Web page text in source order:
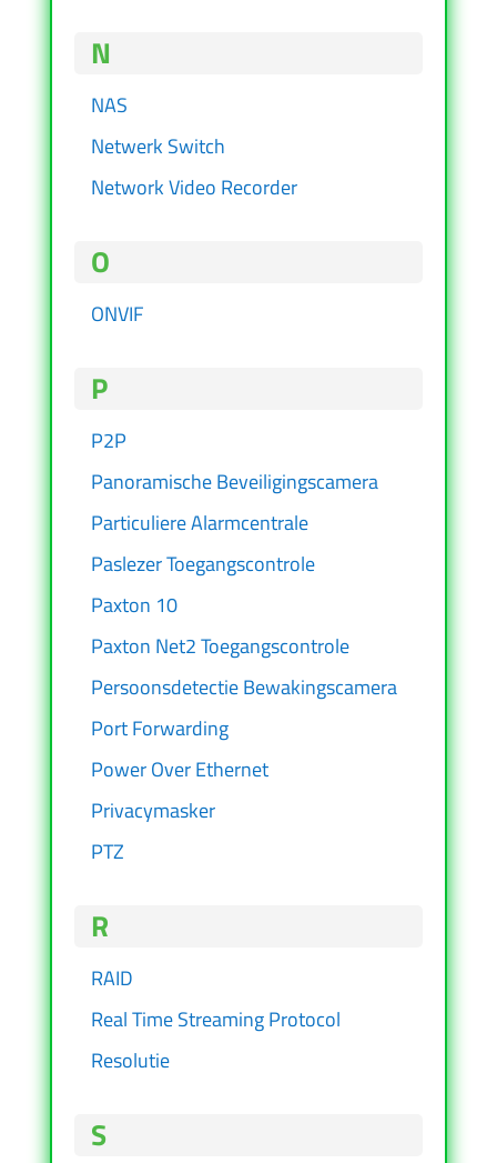
N
NAS
Netwerk Switch
Network Video Recorder
O
ONVIF
P
P2P
Panoramische Beveiligingscamera
Particuliere Alarmcentrale
Paslezer Toegangscontrole
Paxton 10
Paxton Net2 Toegangscontrole
Persoonsdetectie Bewakingscamera
Port Forwarding
Power Over Ethernet
Privacymasker
PTZ
R
RAID
Real Time Streaming Protocol
Resolutie
S